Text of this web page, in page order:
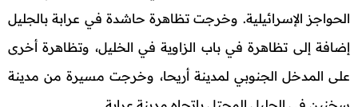
الحواجز الإسرائيلية. وخرجت تظاهرة حاشدة في عرابة بالجليل
إضافة إلى تظاهرة في باب الزاوية في الخليل، وتظاهرة أخرى
على المدخل الجنوبي لمدينة أريحا، وخرجت مسيرة من مدينة